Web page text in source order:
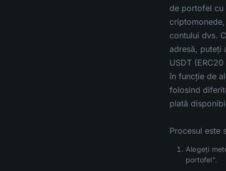
de portofel cu
contului dvs.
adresă, puteți
USDT
în funcție de
folosind
plată
Procesul este
Alegeți
portofel”.